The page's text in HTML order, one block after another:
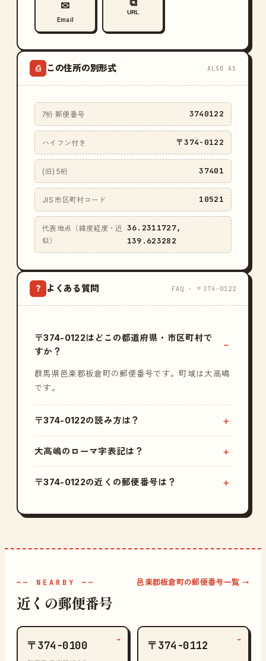
✉
Email
URL
⎙ この住所の別形式 ALSO AS
7桁 郵便番号 3740122
ハイフン付き 〒374-0122
(旧) 5桁 37401
JIS 市区町村コード 10521
代表地点（緯度経度・近
似）
36.2311727,
139.623282
? よくある質問 FAQ · 〒374-0122
〒374-0122はどこの都道府県・市区町村で
すか？
群馬県邑楽郡板倉町の郵便番号です。町域は大高嶋
です。
〒374-0122の読み方は？
大高嶋のローマ字表記は？
〒374-0122の近くの郵便番号は？
—— NEARBY ——
近くの郵便番号
邑楽郡板倉町の郵便番号一覧 →
〒374-0100 → 〒374-0112 →